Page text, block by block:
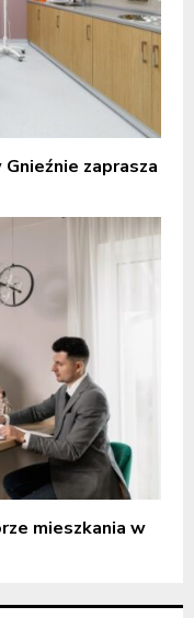
zaprasza
mieszkania w